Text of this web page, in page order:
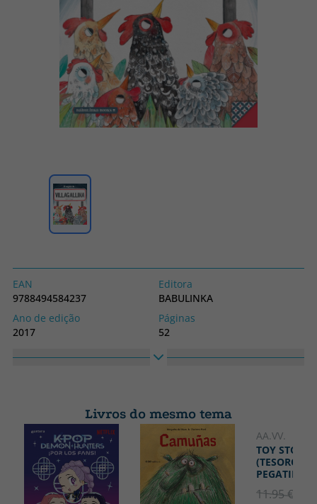
EAN
9788494584237
Editora
BABULINKA
Ano de edição
2017
Páginas
52
Idioma
Largura
Livros do mesmo tema
AA.VV.
TOY STORY
(TESORO DE
PEGATINAS)
11.95 €